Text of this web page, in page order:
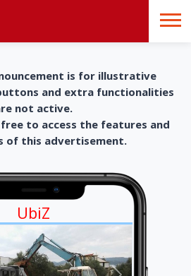
is for illustrative
and extra functionalities
not active.
to access the features and
of this advertisement.
UbiZ